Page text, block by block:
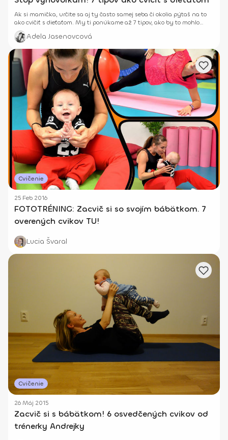
Ak si mamička, určite sa aj ty často samej seba či okolia pýtaš na to
ako cvičiť s dieťaťom. My ti ponúkame až 7 tipov, ako by to mohlo
fungovať. ;-)
Adela Jasenovcová
Cvičenie
25 Feb 2016
FOTOTRÉNING: Zacvič si so svojím bábätkom. 7
overených cvikov TU!
Lucia Švaral
Cvičenie
26 Máj 2015
Zacvič si s bábätkom! 6 osvedčených cvikov od
trénerky Andrejky